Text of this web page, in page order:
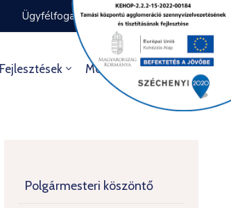
Ügyfélfogadás rendje Ügyintézés
Fejlesztések Média Kultúra
Polgármesteri köszöntő